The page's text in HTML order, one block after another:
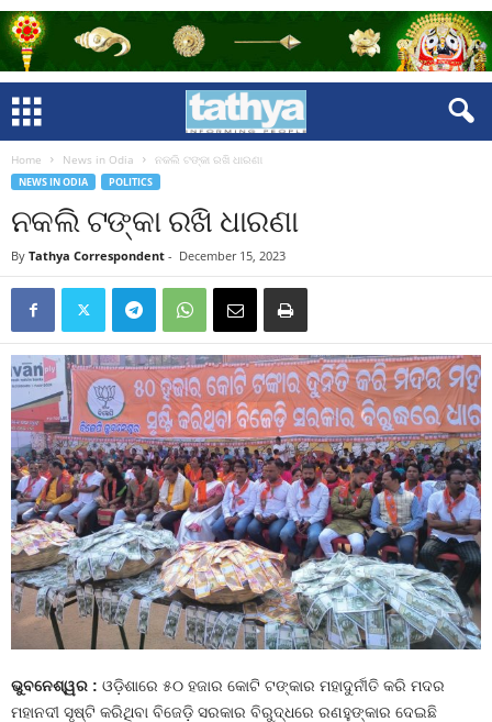
Home News in Odia ନକଲି ଟଙ୍କା ରଖି ଧାରଣା
NEWS IN ODIA POLITICS
ନକଲି ଟଙ୍କା ରଖି ଧାରଣା
By Tathya Correspondent - December 15, 2023
ଭୁବନେଶ୍ୱର : ଓଡ଼ିଶାରେ ୫୦ ହଜାର କୋଟି ଟଙ୍କାର ମହାଦୁର୍ନୀତି କରି ମଦର
ମହାନଦୀ ସୃଷ୍ଟି କରିଥିବା ବିଜେଡ଼ି ସରକାର ବିରୁଦ୍ଧରେ ରଣହୁଙ୍କାର ଦେଇଛି